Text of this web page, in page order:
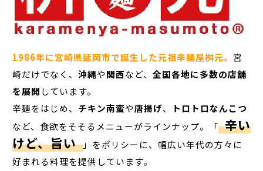
1986年に宮崎県延岡市で誕生した元祖辛麺屋桝元。 宮
崎だけでなく、沖縄や関西など、全国各地に多数の店舗
を展開 しています。
辛麺をはじめ、 チキン南蛮や唐揚げ、 トロトロなんこつ
など、食欲をそそるメニューがラインナップ。「 辛い
けど、旨い 」をポリシーに、幅広い年代の方々に
好まれる料理を提供しています。